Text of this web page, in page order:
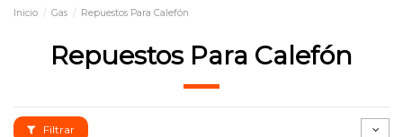
Inicio Gas Repuestos Para Calefón
Repuestos Para Calefón
Filtrar